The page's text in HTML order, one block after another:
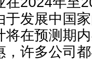
于发展中国
将在预测期
，许多公司